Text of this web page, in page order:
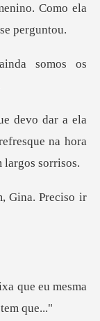
Como ela
somos os
na hora
Gina. Pr
que eu mesma